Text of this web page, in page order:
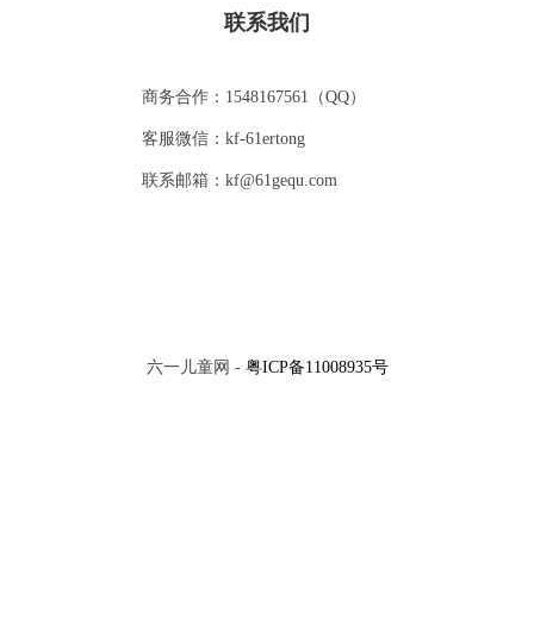
联系我们
商务合作：1548167561（QQ）
客服微信：kf-61ertong
联系邮箱：kf@61gequ.com
六一儿童网 - 粤ICP备11008935号